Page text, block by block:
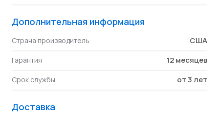
Дополнительная информация
Страна производитель США
Гарантия 12 месяцев
Срок службы от 3 лет
Доставка